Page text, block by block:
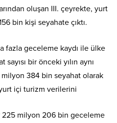
oluşan III. çeyrekte, yurt
bin kişi seyahate çıktı.
fazla geceleme kaydı ile ülke
bir önceki yılın aynı
milyon 384 bin seyahat olarak
içi turizm verilerini
225 milyon 206 bin geceleme